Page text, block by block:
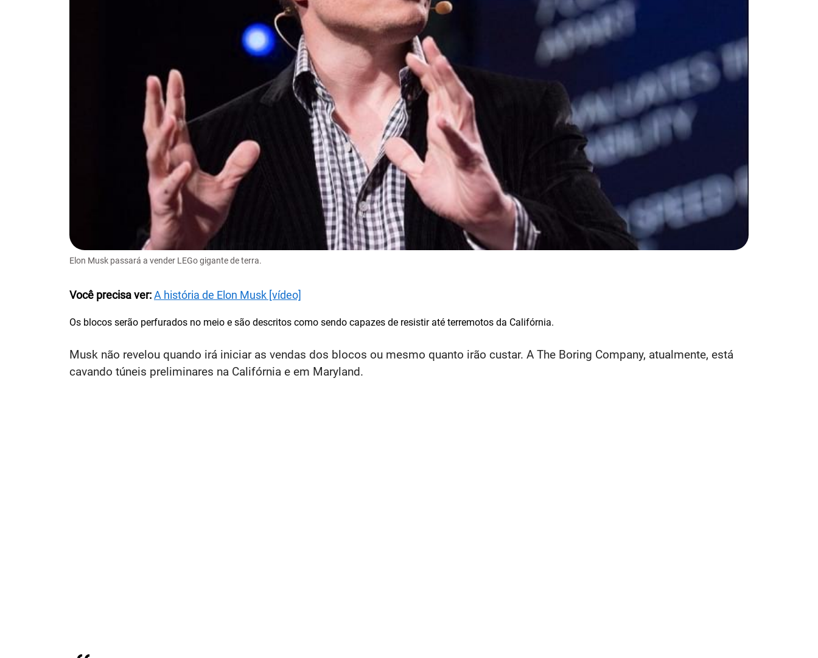
Elon Musk passará a vender LEGo gigante de terra.
Você precisa ver:A história de Elon Musk [vídeo]
Os blocos serão perfurados no meio e são descritos como sendo capazes de resistir até terremotos da Califórnia.
Musk não revelou quando irá iniciar as vendas dos blocos ou mesmo quanto irão custar. A The Boring Company, atualmente, está
cavando túneis preliminares na Califórnia e em Maryland.